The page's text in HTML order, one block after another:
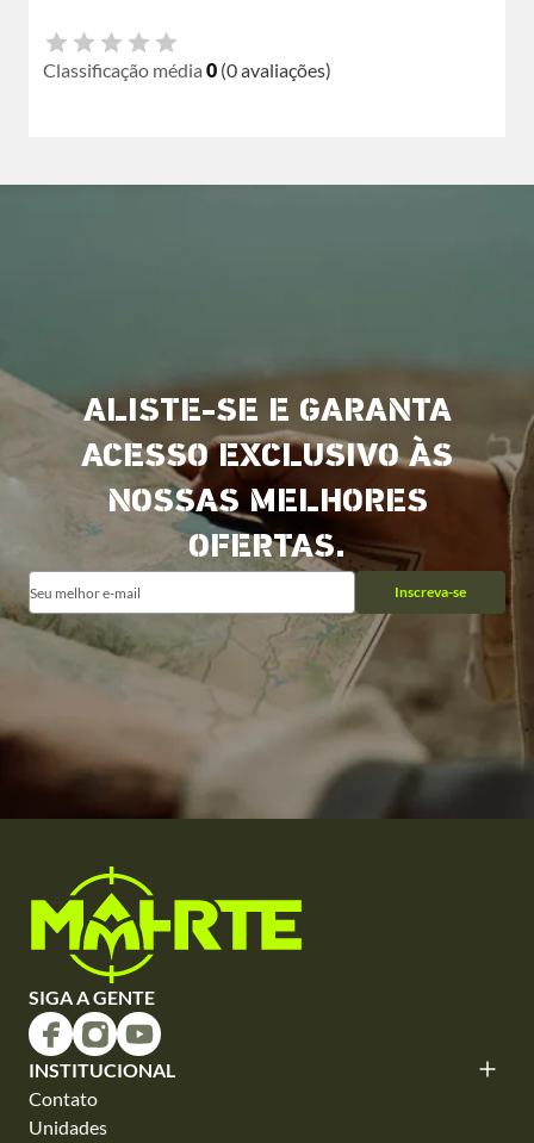
Classificação média 0 (0 avaliações)
ALISTE-SE E GARANTA
ACESSO EXCLUSIVO ÀS
NOSSAS MELHORES
OFERTAS.
Inscreva-se
SIGA A GENTE
INSTITUCIONAL
Contato
Unidades